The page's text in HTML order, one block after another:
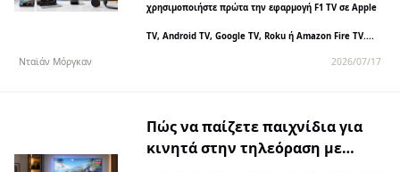
χρησιμοποιήστε πρώτα την εφαρμογή F1 TV σε Apple
TV, Android TV, Google TV, Roku ή Amazon Fire TV....
Νταϊάν Μόργκαν 2026/07/17
Πώς να παίζετε παιχνίδια για
κινητά στην τηλεόραση με